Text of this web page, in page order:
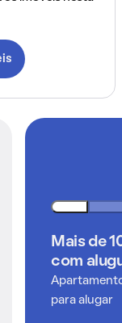
Mais de
com
para alugar